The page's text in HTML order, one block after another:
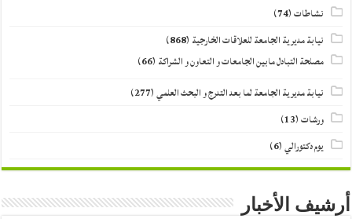
نشاطات(74)
نيابة مديرية الجامعة للعلاقات الخارجية (868)
مصلحة التبادل مابين الجامعات و التعاون و الشراكة (66)
نيابة مديرية الجامعة لما بعد التدرج و البحث العلمي(277)
ورشات(13)
يوم دكتورالي(6)
أرشيف الأخبار